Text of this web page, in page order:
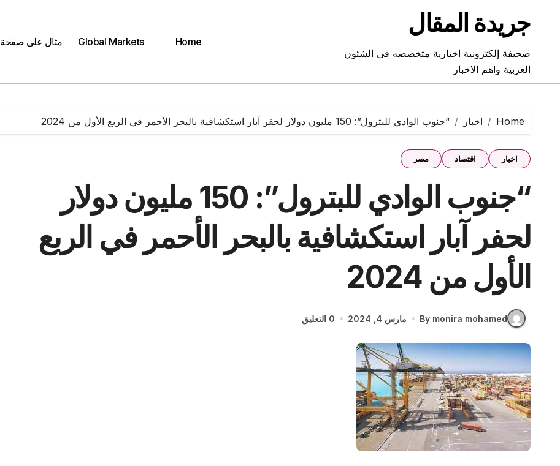
contentجريدة المقال
صحيفة إلكترونية اخبارية متخصصه فى الشئون
العربية واهم الاخبار
Home
Global Markets مثال على صفحة
Home اخبار “جنوب الوادي للبترول”: 150 مليون دولار لحفر آبار استكشافية بالبحر الأحمر في الربع الأول من 2024
اخبار اقتصاد مصر
“جنوب الوادي للبترول”: 150 مليون دولار
لحفر آبار استكشافية بالبحر الأحمر في الربع
الأول من 2024
By monira mohamed مارس 4, 2024 0 التعليق